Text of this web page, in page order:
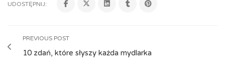
UDOSTĘPNIJ:
PREVIOUS POST
10 zdań, które słyszy każda mydlarka